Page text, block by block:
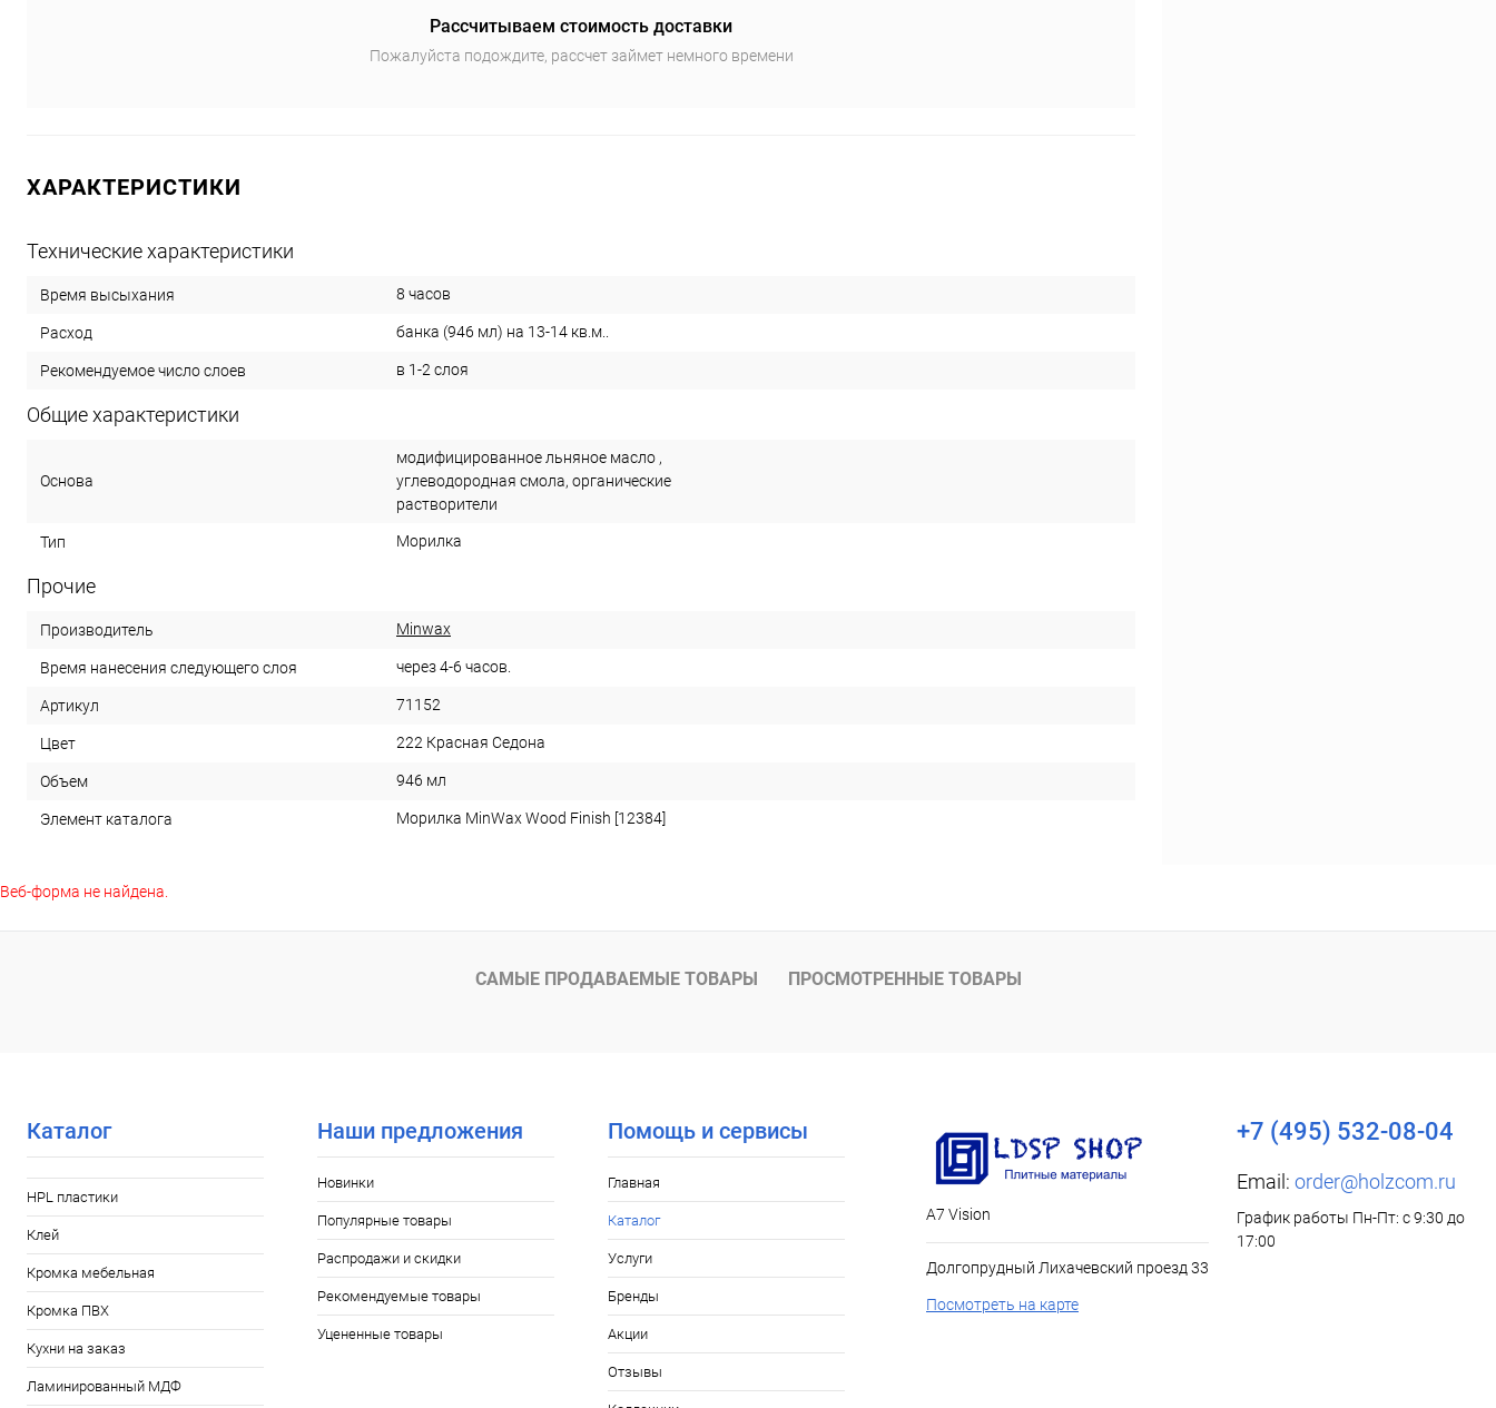
Рассчитываем стоимость доставки
Пожалуйста подождите, рассчет займет немного времени
ХАРАКТЕРИСТИКИ
Технические характеристики
Время высыхания 8 часов
Расход банка (946 мл) на 13-14 кв.м..
Рекомендуемое число слоев в 1-2 слоя
Общие характеристики
Основа
модифицированное льняное масло ,
углеводородная смола, органические
растворители
Тип Морилка
Прочие
Производитель Minwax
Время нанесения следующего слоя через 4-6 часов.
Артикул 71152
Цвет 222 Красная Седона
Объем 946 мл
Элемент каталога Морилка MinWax Wood Finish [12384]
Веб-форма не найдена.
САМЫЕ ПРОДАВАЕМЫЕ ТОВАРЫ ПРОСМОТРЕННЫЕ ТОВАРЫ
Каталог
HPL пластики
Клей
Кромка мебельная
Кромка ПВХ
Кухни на заказ
Ламинированный МДФ
Наши предложения
Новинки
Популярные товары
Распродажи и скидки
Рекомендуемые товары
Уцененные товары
Помощь и сервисы
Главная
Каталог
Услуги
Бренды
Акции
Отзывы
А7 Vision
Долгопрудный Лихачевский проезд 33
Посмотреть на карте
+7 (495) 532-08-04
Email: order@holzcom.ru
График работы Пн-Пт: с 9:30 до
17:00